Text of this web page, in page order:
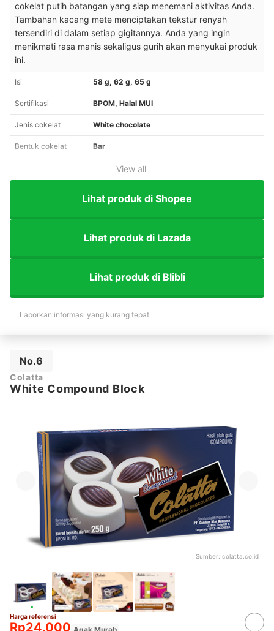
cokelat putih batangan yang siap menemani aktivitas Anda.
Tambahan kacang mete menciptakan tekstur renyah
tersendiri di dalam setiap gigitannya. Anda yang ingin
menikmati rasa manis sekaligus gurih akan menyukai produk
ini.
Isi 58 g, 62 g, 65 g
Sertifikasi BPOM, Halal MUI
Jenis cokelat White chocolate
Bentuk cokelat Bar
View all
Lihat produk di Shopee
Lihat produk di Lazada
Lihat produk di Blibli
Laporkan informasi yang kurang tepat
No.6
Colatta
White Compound Block
Sumber: colatta.co.id
Harga referensi
Rp24.000